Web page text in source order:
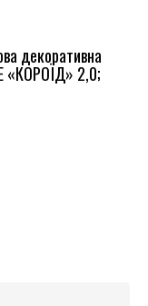
декоративна
«КОРОЇД» 2,0;